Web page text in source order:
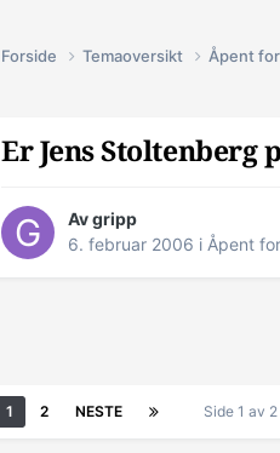
Forside Temaoversikt Åpent
Er Jens Stoltenberg
Av gripp
6. februar 2006 i Åpent
1 2 NESTE Side 1 av 2